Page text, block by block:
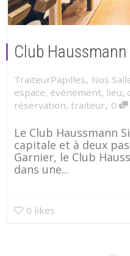
Club Haussmann
TraiteurPapilles, Nos
espace, événement, lieu,
réservation, traiteur, 0
Le Club Haussmann
capitale et à deux
Garnier, le Club
dans une...
0 likes